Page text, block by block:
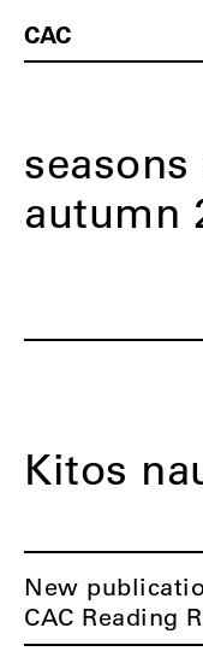
CAC
autumn
Kitos
New
CAC Reading